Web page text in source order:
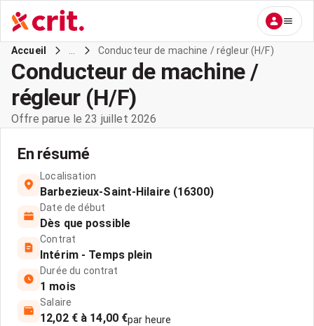
Accueil Conducteur de machine / régleur (H/F)
Conducteur de machine /
régleur (H/F)
Offre parue le 23 juillet 2026
En résumé
Localisation
Barbezieux-Saint-Hilaire (16300)
Date de début
Dès que possible
Contrat
Intérim - Temps plein
Durée du contrat
1 mois
Salaire
12,02 € à 14,00 €par heure